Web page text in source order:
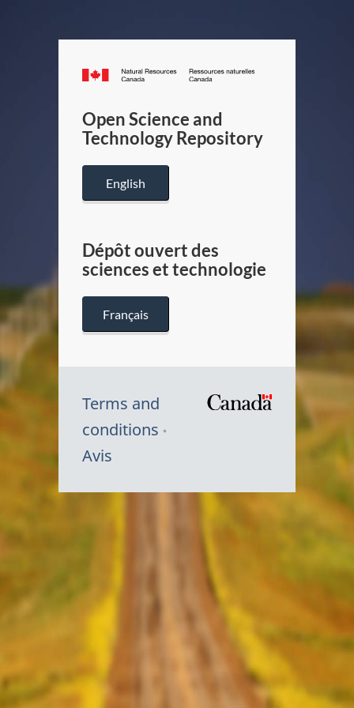
Canada.ca
/
Canada
Open Science and
Technology Repository
English
Dépôt ouvert des
sciences et technologie
Français
Terms and
conditions
Avis
Symbole
Canada